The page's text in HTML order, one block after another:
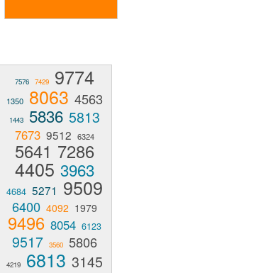
7576 7429 9774
1350 8063 4563
1443 5836 5813
7673 9512 6324
5641 7286
4405 3963
4684 5271 9509
6400 4092 1979
9496 8054 6123
9517 3560 5806
4219 6813 3145